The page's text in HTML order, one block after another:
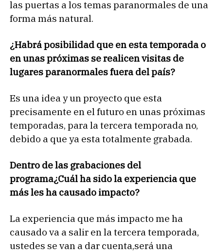
las puertas a los temas paranormales de una
forma más natural.
¿Habrá posibilidad que en esta temporada o
en unas próximas se realicen visitas de
lugares paranormales fuera del país?
Es una idea y un proyecto que esta
precisamente en el futuro en unas próximas
temporadas, para la tercera temporada no,
debido a que ya esta totalmente grabada.
Dentro de las grabaciones del
programa¿Cuál ha sido la experiencia que
más les ha causado impacto?
La experiencia que más impacto me ha
causado va a salir en la tercera temporada,
ustedes se van a dar cuenta,será una